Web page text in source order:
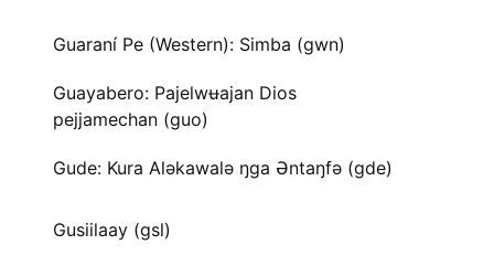
Guaraní Pe (Western): Simba (gwn)
Guayabero: Pajelwʉajan Dios
pejjamechan (guo)
Gude: Kura Aləkawalə ŋga Əntaŋfə (gde)
Gusiilaay (gsl)